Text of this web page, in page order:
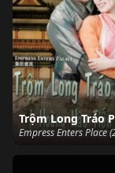
Trộm Long Tráo
Empress Enters Place